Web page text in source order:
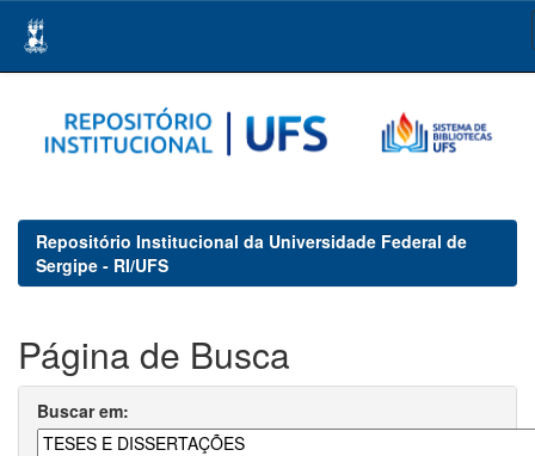
navigation
Repositório Institucional da Universidade Federal de
Sergipe - RI/UFS
Página de Busca
Buscar em: